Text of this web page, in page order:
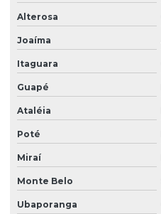
Alterosa
Joaíma
Itaguara
Guapé
Ataléia
Poté
Miraí
Monte Belo
Ubaporanga